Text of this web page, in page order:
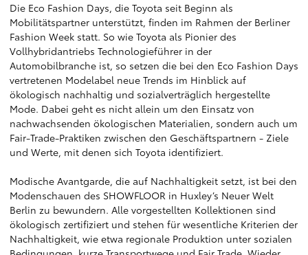
Die Eco Fashion Days, die Toyota seit Beginn als
Mobilitätspartner unterstützt, finden im Rahmen der Berliner
Fashion Week statt. So wie Toyota als Pionier des
Vollhybridantriebs Technologieführer in der
Automobilbranche ist, so setzen die bei den Eco Fashion Days
vertretenen Modelabel neue Trends im Hinblick auf
ökologisch nachhaltig und sozialverträglich hergestellte
Mode. Dabei geht es nicht allein um den Einsatz von
nachwachsenden ökologischen Materialien, sondern auch um
Fair-Trade-Praktiken zwischen den Geschäftspartnern - Ziele
und Werte, mit denen sich Toyota identifiziert.
Modische Avantgarde, die auf Nachhaltigkeit setzt, ist bei den
Modenschauen des SHOWFLOOR in Huxley’s Neuer Welt
Berlin zu bewundern. Alle vorgestellten Kollektionen sind
ökologisch zertifiziert und stehen für wesentliche Kriterien der
Nachhaltigkeit, wie etwa regionale Produktion unter sozialen